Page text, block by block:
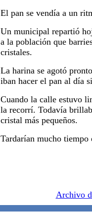
El pan se vendía a un
Un municipal repartió
a la población que
cristales.
La harina se agotó
iban hacer el pan al día
Cuando la calle estuvo
la recorrí. Todavía
cristal más pequeños.
Tardarían mucho tiempo
Archivo